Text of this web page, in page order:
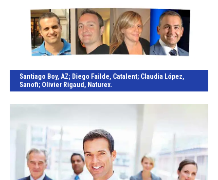
Santiago Boy, AZ; Diego Failde, Catalent; Claudia López,
Sanofi; Olivier Rigaud, Naturex.